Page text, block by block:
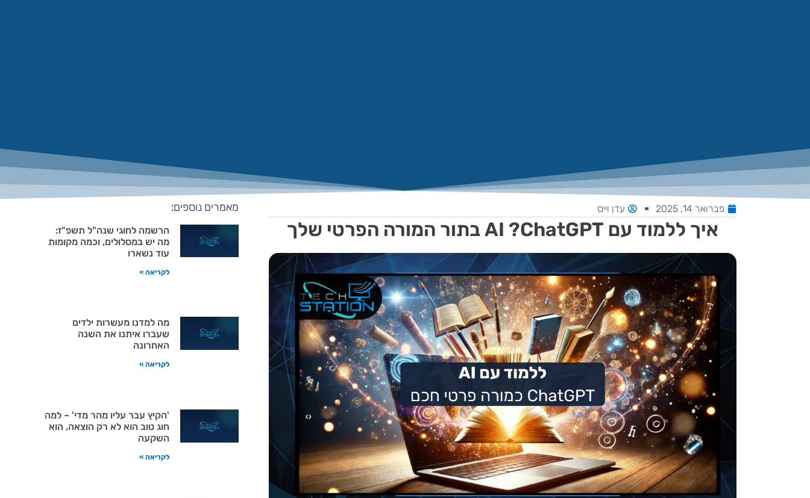
פברואר 14, 2025 עדן וייס
איך ללמוד עם AI ?ChatGPT בתור המורה הפרטי שלך
מאמרים נוספים:
הרשמה לחוגי שנה"ל תשפ"ז:
מה יש במסלולים, וכמה מקומות
עוד נשארו
לקריאה »
מה למדנו מעשרות ילדים
שעברו איתנו את השנה
האחרונה
לקריאה »
'הקיץ עבר עליו מהר מדי' – למה
חוג טוב הוא לא רק הוצאה, הוא
השקעה
לקריאה »